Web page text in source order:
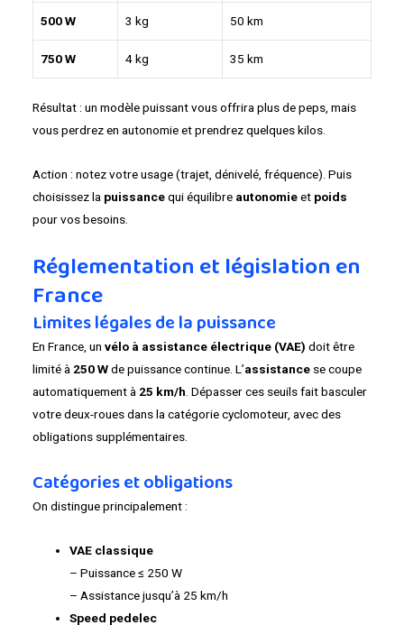
500 W 3 kg 50 km
750 W 4 kg 35 km
Résultat : un modèle puissant vous offrira plus de peps, mais
vous perdrez en autonomie et prendrez quelques kilos.
Action : notez votre usage (trajet, dénivelé, fréquence). Puis
choisissez la puissancequi équilibre autonomieet poids
pour vos besoins.
Réglementation et législation en
France
Limites légales de la puissance
En France, un vélo à assistance électrique (VAE) doit être
limité à 250 Wde puissance continue. L’assistancese coupe
automatiquement à 25 km/h . Dépasser ces seuils fait basculer
votre deux-roues dans la catégorie cyclomoteur, avec des
obligations supplémentaires.
Catégories et obligations
On distingue principalement :
VAE classique
– Puissance ≤ 250 W
– Assistance jusqu’à 25 km/h
Speed pedelec